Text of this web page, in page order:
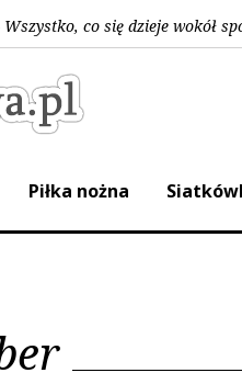
co się dzieje wokół
Piłka nożna